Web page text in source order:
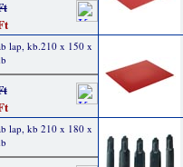
lap, kb.210 x 150 x
lap, kb 210 x 180 x